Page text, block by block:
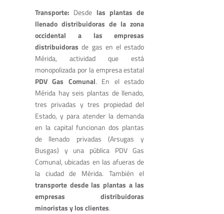
Transporte: Desde las plantas de
llenado distribuidoras de la zona
occidental a las empresas
distribuidoras de gas en el estado
Mérida, actividad que está
monopolizada por la empresa estatal
PDV Gas Comunal. En el estado
Mérida hay seis plantas de llenado,
tres privadas y tres propiedad del
Estado, y para atender la demanda
en la capital funcionan dos plantas
de llenado privadas (Arsugas y
Busgas) y una pública PDV Gas
Comunal, ubicadas en las afueras de
la ciudad de Mérida. También el
transporte desde las plantas a las
empresas distribuidoras
minoristas y los clientes.